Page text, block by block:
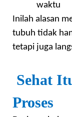
waktu
Inilah alasan
tubuh tidak
tetapi juga
Sehat
Proses